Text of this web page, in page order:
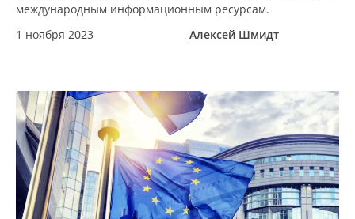
международным информационным ресурсам.
1 ноября 2023
Алексей Шмидт